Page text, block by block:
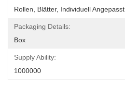
Rollen, Blätter, Individuell Angepasst
Packaging Details:
Box
Supply Ability:
1000000